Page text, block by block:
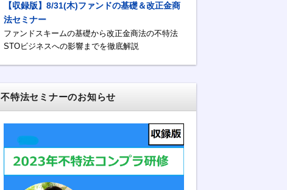
【収録版】8/31(木)ファンドの基礎＆改正金商
法セミナー
ファンドスキームの基礎から改正金商法の不特法
STOビジネスへの影響までを徹底解説
不特法セミナーのお知らせ